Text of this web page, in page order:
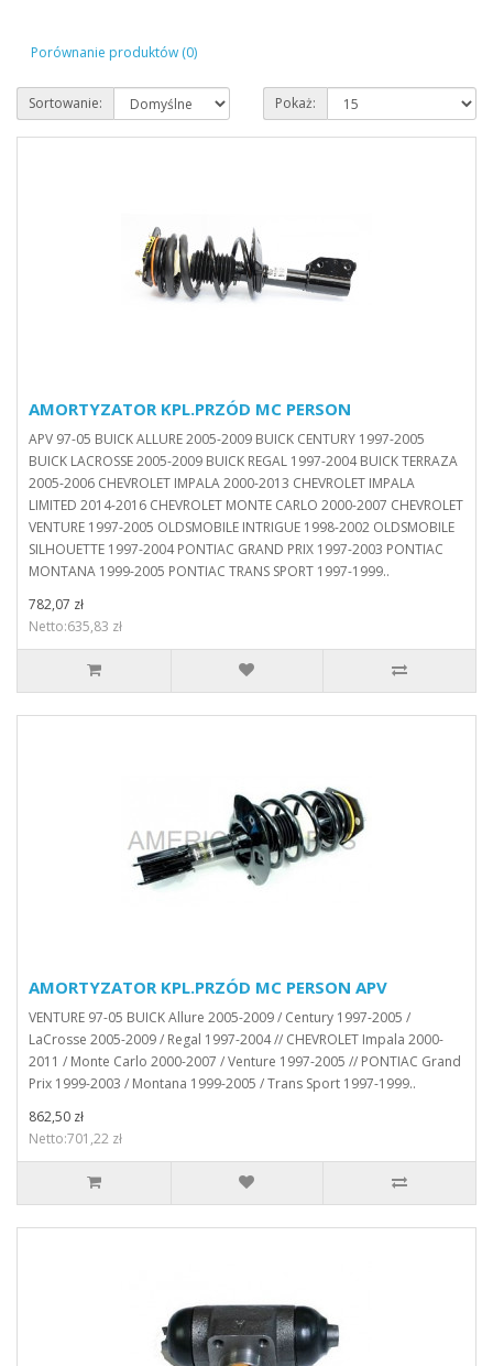
Porównanie produktów (0)
Sortowanie: Pokaż:
AMORTYZATOR KPL.PRZÓD MC PERSON
APV 97-05 BUICK ALLURE 2005-2009 BUICK CENTURY 1997-2005
BUICK LACROSSE 2005-2009 BUICK REGAL 1997-2004 BUICK TERRAZA
2005-2006 CHEVROLET IMPALA 2000-2013 CHEVROLET IMPALA
LIMITED 2014-2016 CHEVROLET MONTE CARLO 2000-2007 CHEVROLET
VENTURE 1997-2005 OLDSMOBILE INTRIGUE 1998-2002 OLDSMOBILE
SILHOUETTE 1997-2004 PONTIAC GRAND PRIX 1997-2003 PONTIAC
MONTANA 1999-2005 PONTIAC TRANS SPORT 1997-1999..
782,07 zł
Netto:635,83 zł
AMORTYZATOR KPL.PRZÓD MC PERSON APV
VENTURE 97-05 BUICK Allure 2005-2009 / Century 1997-2005 /
LaCrosse 2005-2009 / Regal 1997-2004 // CHEVROLET Impala 2000-
2011 / Monte Carlo 2000-2007 / Venture 1997-2005 // PONTIAC Grand
Prix 1999-2003 / Montana 1999-2005 / Trans Sport 1997-1999..
862,50 zł
Netto:701,22 zł